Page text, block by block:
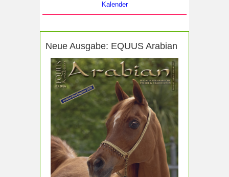
Kalender
Neue Ausgabe: EQUUS Arabian